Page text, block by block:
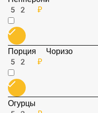
52 ₽
Пепперони
52 ₽